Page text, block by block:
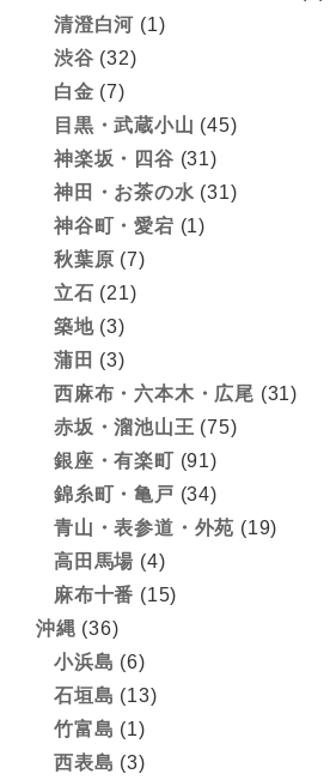
清澄白河 (1)
渋谷 (32)
白金 (7)
目黒・武蔵小山 (45)
神楽坂・四谷 (31)
神田・お茶の水 (31)
神谷町・愛宕 (1)
秋葉原 (7)
立石 (21)
築地(3)
蒲田 (3)
西麻布・六本木・広尾 (31)
赤坂・溜池山王 (75)
銀座・有楽町 (91)
錦糸町・亀戸 (34)
青山・表参道・外苑 (19)
高田馬場 (4)
麻布十番 (15)
沖縄 (36)
小浜島 (6)
石垣島 (13)
竹富島 (1)
西表島 (3)